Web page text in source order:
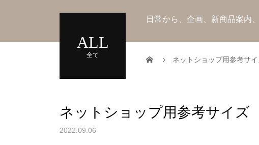
ALL
全て
日常から、企画、新商品案内
ネットショップ用参考サ
ネットショップ用参考サイズ
2022.09.06